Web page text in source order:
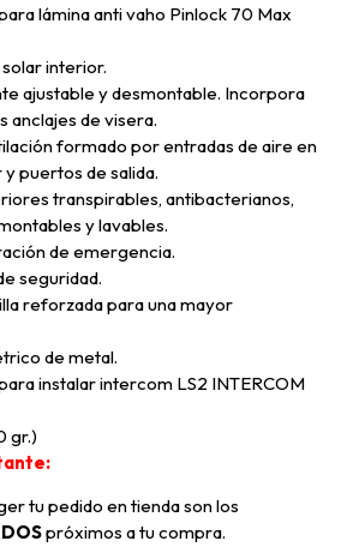
lámina anti vaho Pinlock 70 Max
interior.
ajustable y desmontable. Incorpora
anclajes de visera.
formado por entradas de aire en
puertos de salida.
transpirables, antibacterianos,
y lavables.
de emergencia.
seguridad.
reforzada para una mayor
de metal.
instalar intercom LS2 INTERCOM
gr.)
tu pedido en tienda son los
próximos a tu compra.